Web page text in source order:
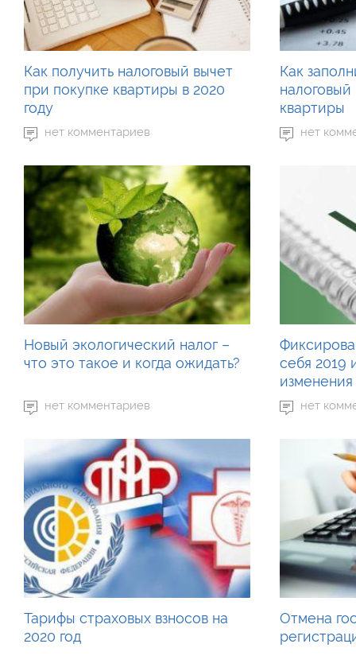
Как получить налоговый вычет
при покупке квартиры в 2020
году
нет комментариев
Как
налоговый
квартиры
нет
Новый экологический налог –
что это такое и когда ожидать?
нет комментариев
себя 2019
изменения
нет
Тарифы страховых взносов на
2020 год
Отмена